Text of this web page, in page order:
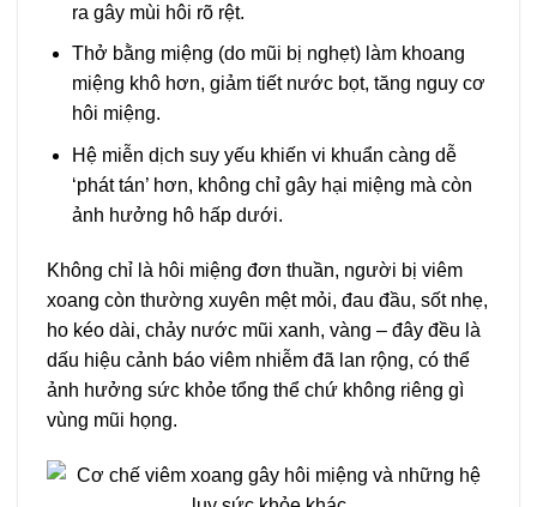
ra gây mùi hôi rõ rệt.
Thở bằng miệng (do mũi bị nghẹt) làm khoang
miệng khô hơn, giảm tiết nước bọt, tăng nguy cơ
hôi miệng.
Hệ miễn dịch suy yếu khiến vi khuẩn càng dễ
‘phát tán’ hơn, không chỉ gây hại miệng mà còn
ảnh hưởng hô hấp dưới.
Không chỉ là hôi miệng đơn thuần, người bị viêm
xoang còn thường xuyên mệt mỏi, đau đầu, sốt nhẹ,
ho kéo dài, chảy nước mũi xanh, vàng – đây đều là
dấu hiệu cảnh báo viêm nhiễm đã lan rộng, có thể
ảnh hưởng sức khỏe tổng thể chứ không riêng gì
vùng mũi họng.